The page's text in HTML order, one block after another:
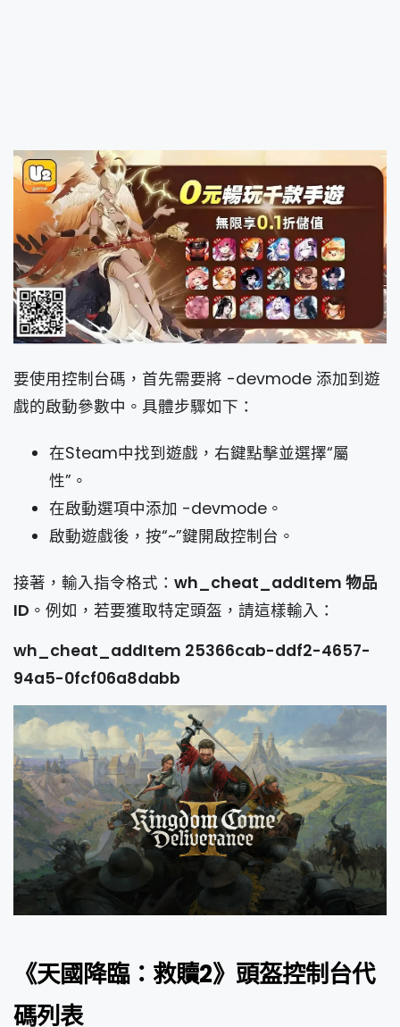
要使用控制台碼，首先需要將 -devmode 添加到遊
戲的啟動參數中。具體步驟如下：
在Steam中找到遊戲，右鍵點擊並選擇“屬
性”。
在啟動選項中添加 -devmode。
啟動遊戲後，按“~”鍵開啟控制台。
接著，輸入指令格式： wh_cheat_addItem 物品
ID 。例如，若要獲取特定頭盔，請這樣輸入：
wh_cheat_addItem 25366cab-ddf2-4657-
94a5-0fcf06a8dabb
《天國降臨：救贖2》頭盔控制台代
碼列表